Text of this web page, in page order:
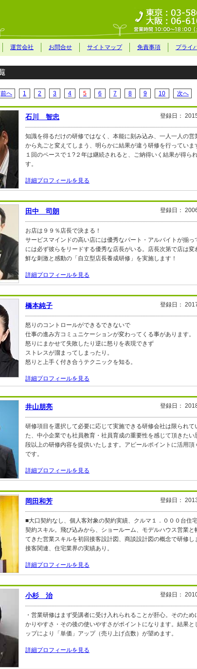
運営会社 お問合せ サイトマップ 免責事項 プライ
前へ 1 2 3 4 5 6 7 8 9 10 次へ
石川 智忠 登録日：
知識を得るだけの研修ではなく、本能に刻み込み、一人一人の営
から丸ごと変えてしまう、明らかに結果が違う研修を行っていま
１回のペースで１?２年は継続されると、ご納得いく結果が得ら
す。
詳細プロフィールを見る
田中 司朗 登録日：
お店は９９％店長で決まる！
サービスマインドの高い店には優秀なパート・アルバイトが揃っ
には必ず彼らをリードする優秀な店長がいる。店長次第で店は変
鮮な刺激と感動の「自立型店長養成研修」を実施します！
詳細プロフィールを見る
橋本純子 登録日：
怒りのコントロールができるできないで
仕事の進み方コミュニケーションが変わってくる事があります。
怒りにまかせて失敗したり逆に怒りを表現できず
ストレスが溜まってしまったり。
怒りと上手く付き合うテクニックを知る。
詳細プロフィールを見る
井山朋亮 登録日：
研修項目を選択して必要に応じて実施できる研修会社は限られて
た、中小企業でも社員教育・社員育成の重要性を感じて頂きたい
段以上の研修内容を提供いたします。アピールポイントに活用頂
です。
詳細プロフィールを見る
岡田和芳 登録日：
■大口契約なし、個人客対象の契約実績、クルマ１．０００台住
契約スキル。飛び込みから、ショールーム、モデルハウス営業と
てきた営業スキルを初回接客設計図、商談設計図の概念で研修し
接客関連、住宅業界の実績あり。
詳細プロフィールを見る
小杉 治 登録日：
・営業研修はまず受講者に受け入れられることが肝心。そのため
かりやすさ・その後の使いやすさがポイントになります。結果と
ップにより「単価」アップ（売り上げ点数）が望めます。
詳細プロフィールを見る